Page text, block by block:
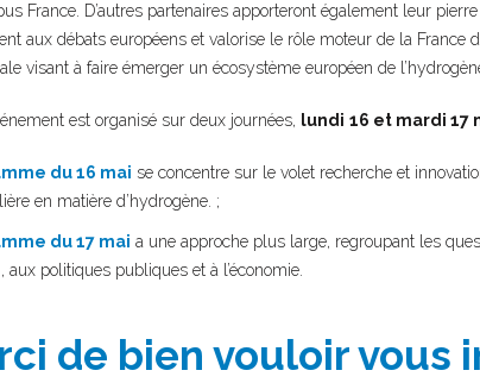
France. D’autres partenaires apporteront également leur pierre
aux débats européens et valorise le rôle moteur de la France
visant à faire émerger un écosystème européen de
est organisé sur deux journées, lundi 16 et mardi 17
du 16 mai se concentre sur le volet recherche et
en matière d’hydrogène. ;
du 17 mai a une approche plus large, regroupant les
aux politiques publiques et à l’économie.
de bien vouloir vous